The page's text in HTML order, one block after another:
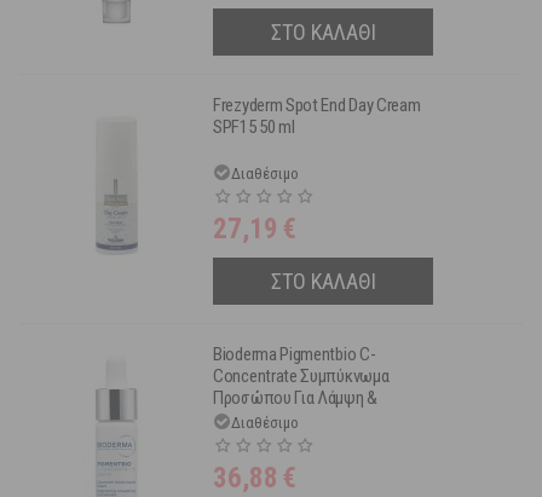
ΣΤΟ ΚΑΛΑΘΙ
Frezyderm Spot End Day Cream
SPF15 50 ml
Διαθέσιμο
27,19 €
ΣΤΟ ΚΑΛΑΘΙ
Bioderma Pigmentbio C-
Concentrate Συμπύκνωμα
Προσώπου Για Λάμψη &
Μείωση Των Καφέ Κηλίδων
Με Βιταμίνη C 15ml
Διαθέσιμο
36,88 €